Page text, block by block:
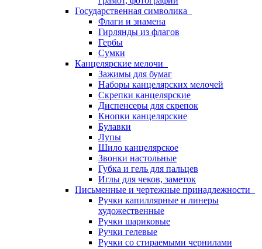
Государственная символика
Флаги и знамена
Гирлянды из флагов
Гербы
Сумки
Канцелярские мелочи
Зажимы для бумаг
Наборы канцелярских мелочей
Скрепки канцелярские
Диспенсеры для скрепок
Кнопки канцелярские
Булавки
Лупы
Шило канцелярское
Звонки настольные
Губка и гель для пальцев
Иглы для чеков, заметок
Письменные и чертежные принадлежности
Ручки капиллярные и линеры
художественные
Ручки шариковые
Ручки гелевые
Ручки со стираемыми чернилами